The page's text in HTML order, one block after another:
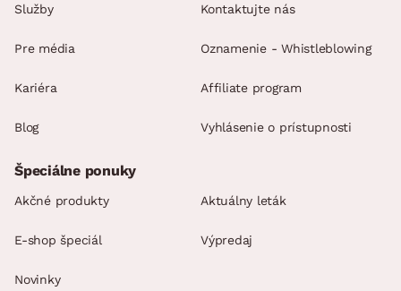
Služby
Pre média
Kariéra
Blog
Kontaktujte nás
Oznamenie - Whistleblowing
Affiliate program
Vyhlásenie o prístupnosti
Špeciálne ponuky
Akčné produkty Aktuálny leták
E-shop špeciál Výpredaj
Novinky